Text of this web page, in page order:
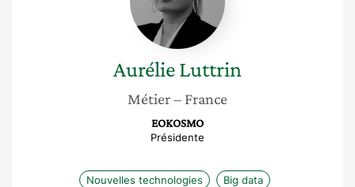
AurélieLuttrin
Métier– France
EOKOSMO
Présidente
Nouvelles technologies Big data